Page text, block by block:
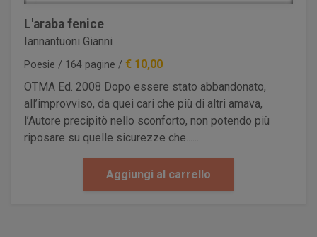
L'araba fenice
Iannantuoni Gianni
Poesie / 164 pagine /€ 10,00
OTMA Ed. 2008 Dopo essere stato abbandonato,
all’improvviso, da quei cari che più di altri amava,
l’Autore precipitò nello sconforto, non potendo più
riposare su quelle sicurezze che......
Aggiungi al carrello